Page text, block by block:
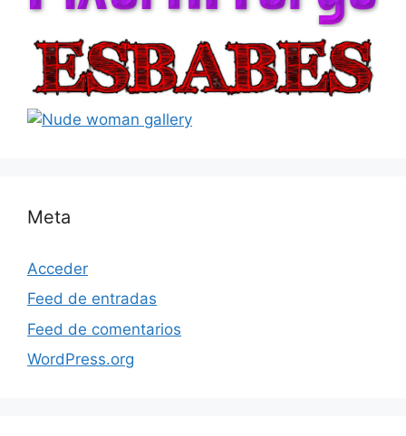
Meta
Acceder
Feed de entradas
Feed de comentarios
WordPress.org